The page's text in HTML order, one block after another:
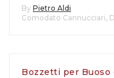
By Pietro Aldi
Comodato Cannucciari,
Bozzetti per Buoso